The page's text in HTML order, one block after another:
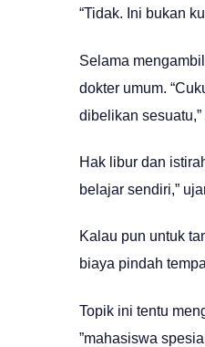
“Tidak. Ini bukan
Selama
dokter umum.
dibelikan sesuatu,”
Hak libur dan
belajar sendiri,”
Kalau pun untuk
biaya pindah
Topik ini tentu
”mahasiswa